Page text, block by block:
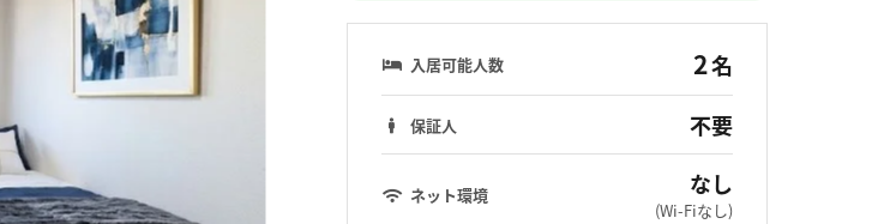
入居可能人数 2名
保証人 不要
ネット環境 なし
(Wi-Fiなし)